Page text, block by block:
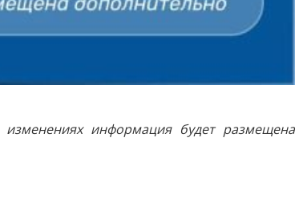
информация будет размещена